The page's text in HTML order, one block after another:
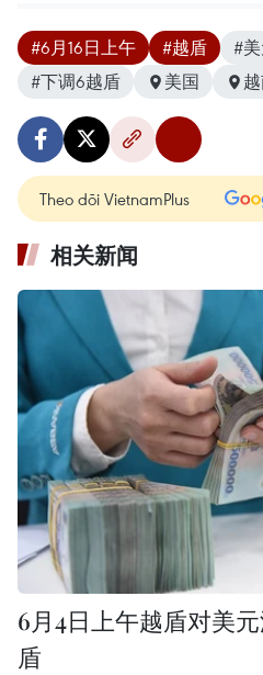
#6月16日上午 #越盾 #
#下调6越盾
美国
Theo dõi VietnamPlus
相关新闻
6月4日上午越盾对美
盾